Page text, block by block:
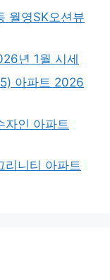
월영SK오션뷰
년 1월 시세
아파트 2026
자인 아파트
리니티 아파트